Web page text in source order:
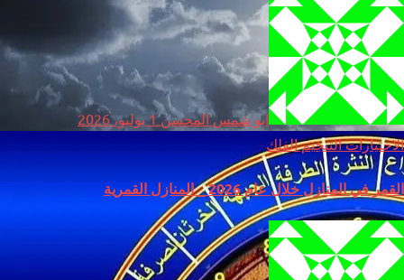
ابو شمس المحسن1 يوليو، 2026
الاختياراتالتنجيمالفلك
القمر في المنازل خلال عام 2026 _ المنازل القمرية